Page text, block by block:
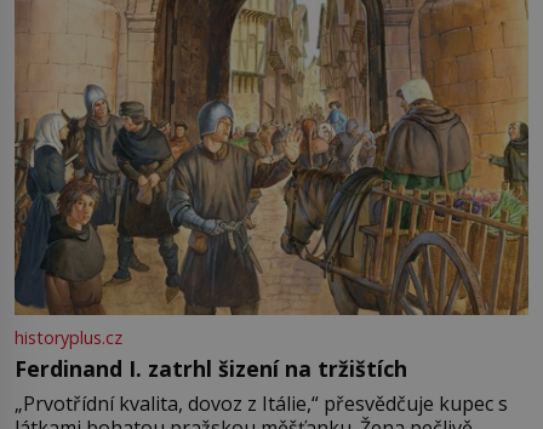
historyplus.cz
Ferdinand I. zatrhl šizení na tržištích
„Prvotřídní kvalita, dovoz z Itálie,“ přesvědčuje kupec s